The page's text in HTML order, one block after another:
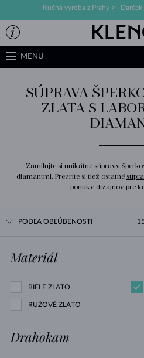
Ručná výroba z Prahy > Darček
MENU
SÚPRAVA
ZLATA S
Zamilujte si unikátne súpravy
diamantmi. Prezrite si tiež ostatné
ponuky dizajnov pre
PODĽA OBĽÚBENOSTI
Materiál
BIELE ZLATO
RUŽOVÉ ZLATO
Drahokam